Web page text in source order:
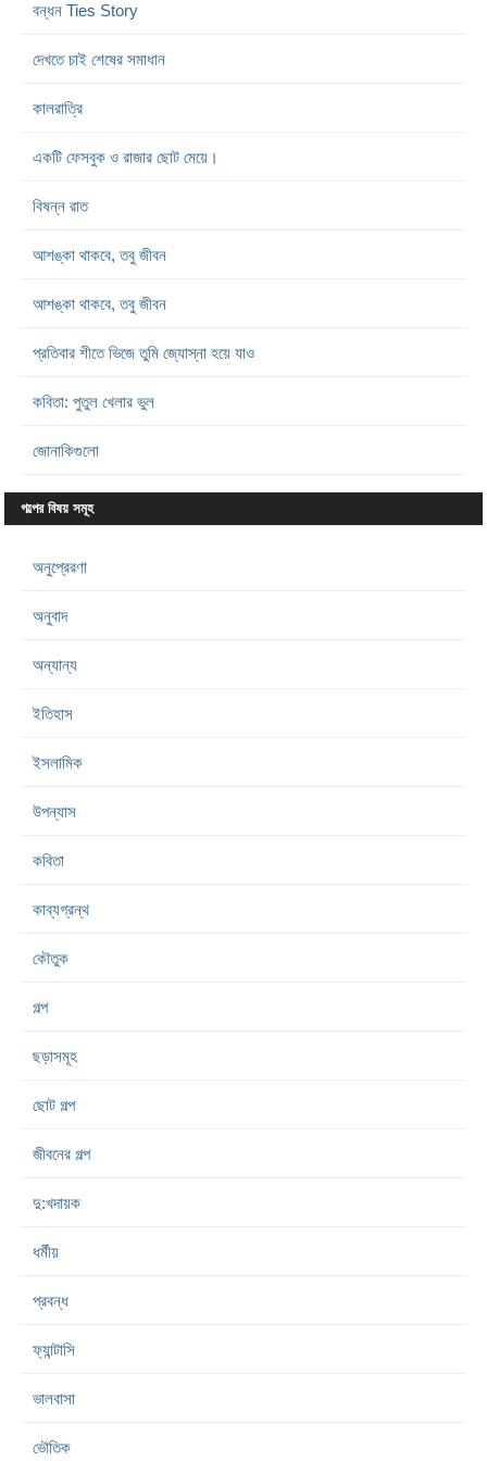
বন্ধন Ties Story
দেখতে চাই শেষের সমাধান
কালরাত্রি
একটি ফেসবুক ও রাজার ছোট মেয়ে।
বিষন্ন রাত
আশঙ্কা থাকবে, তবু জীবন
আশঙ্কা থাকবে, তবু জীবন
প্রতিবার শীতে ভিজে তুমি জ্যোস্না হয়ে যাও
কবিতা: পুতুল খেলার ভুল
জোনাকিগুলো
গল্পের বিষয় সমূহ
অনুপ্রেরণা
অনুবাদ
অন্যান্য
ইতিহাস
ইসলামিক
উপন্যাস
কবিতা
কাব্যগ্রন্থ
কৌতুক
গল্প
ছড়াসমূহ
ছোট গল্প
জীবনের গল্প
দু:খদায়ক
ধর্মীয়
প্রবন্ধ
ফ্যান্টাসি
ভালবাসা
ভৌতিক